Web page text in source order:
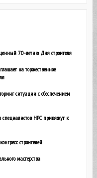
70-летию Дня строителя
на торжественное
ситуации с обеспечением
НРС привяжут к
строителей
мастерства